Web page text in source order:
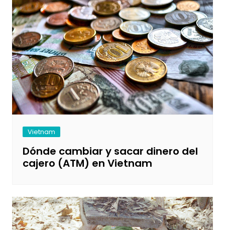
Vietnam
Dónde cambiar y sacar dinero del
cajero (ATM) en Vietnam